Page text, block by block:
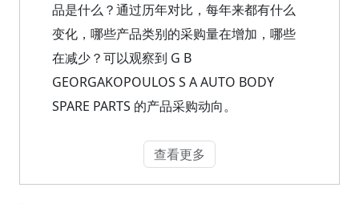
品是什么？通过历年对比，每年来都有什么
变化，哪些产品类别的采购量在增加，哪些
在减少？可以观察到 G B
GEORGAKOPOULOS S A AUTO BODY
SPARE PARTS 的产品采购动向。
查看更多